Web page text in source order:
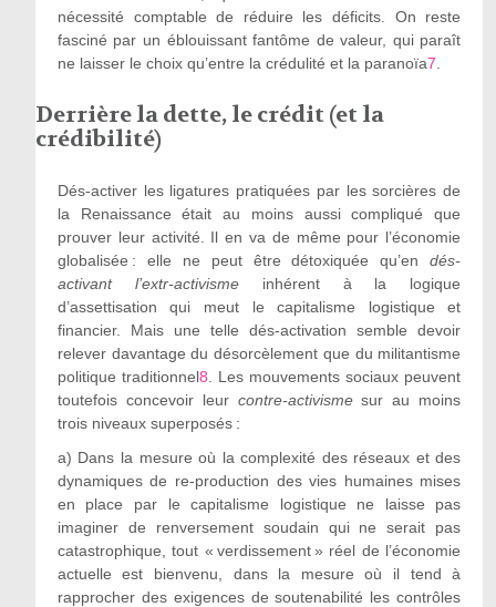
nécessité comptable de réduire les déficits. On reste
fasciné par un éblouissant fantôme de valeur, qui paraît
ne laisser le choix qu’entre la crédulité et la paranoïa7
Derrière la dette, le crédit (et la
crédibilité)
Dés-activer les ligatures pratiquées par les sorcières de
la Renaissance était au moins aussi compliqué que
prouver leur activité. Il en va de même pour l’économie
globalisée : elle ne peut être détoxiquée qu’endés-
activant l’extr-activismeinhérent à la logique
d’assettisation qui meut le capitalisme logistique et
financier. Mais une telle dés-activation semble devoir
relever davantage du désorcèlement que du militantisme
politique traditionnel8 . Les mouvements sociaux peuvent
toutefois concevoir leur contre-activismesur au moins
trois niveaux superposés :
a) Dans la mesure où la complexité des réseaux et des
dynamiques de re-production des vies humaines mises
en place par le capitalisme logistique ne laisse pas
imaginer de renversement soudain qui ne serait pas
catastrophique, tout « verdissement » réel de l’économie
actuelle est bienvenu, dans la mesure où il tend à
rapprocher des exigences de soutenabilité les contrôles